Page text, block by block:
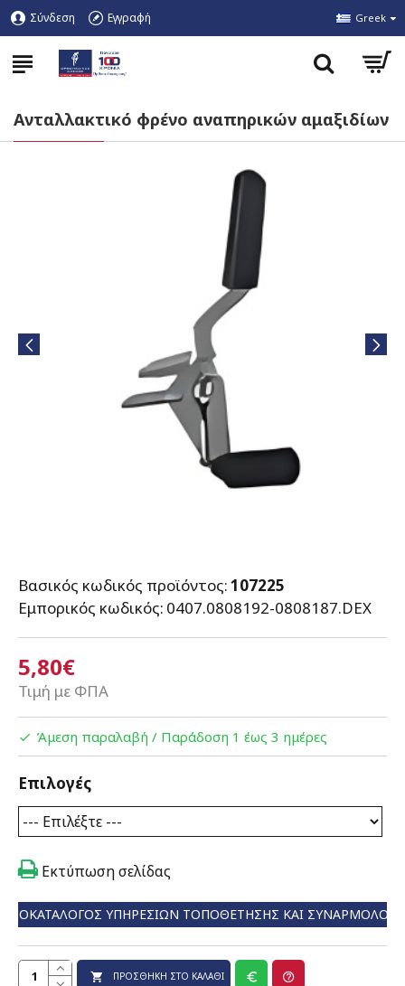
Σύνδεση Εγγραφή Greek
Ανταλλακτικό φρένο αναπηρικών αμαξιδίων
5,80€
Τιμή με ΦΠΑ
Βασικός κωδικός προϊόντος:107225
Εμπορικός κωδικός: 0407.0808192-0808187.DEX
Άμεση παραλαβή / Παράδoση 1 έως 3 ημέρες
Επιλογές
ΠΡΟΣΘΉΚΗ ΣΤΟ ΚΑΛΆΘΙ
Εκτύπωση σελίδας
ΥΠΗΡΕΣΙΏΝ ΤΟΠΟΘΈΤΗΣΗΣ ΚΑΙ